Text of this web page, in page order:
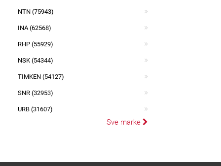
NTN (75943)
INA (62568)
RHP (55929)
NSK (54344)
TIMKEN (54127)
SNR (32953)
URB (31607)
Sve marke